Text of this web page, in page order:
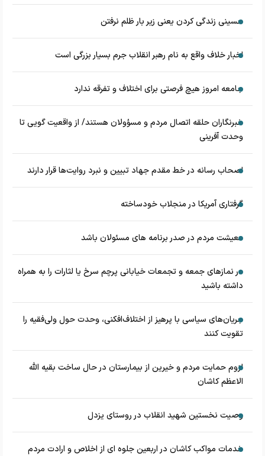
حسینی زندگی کردن یعنی زیر بار ظلم نرفتن
اخبار خلاف واقع به نام رهبر انقلاب جرم بسیار بزرگی است
جامعه امروز هیچ فرصتی برای اختلاف و تفرقه ندارد
خبرنگاران حلقه اتصال مردم و مسؤولان هستند/ از واقعیت گویی تا
وحدت آفرینی
اصحاب رسانه در خط مقدم جهاد تبیین و نبرد روایت‌ها قرار دارند
گرفتاری آمریکا در منجلاب خودساخته
معیشت مردم در صدر برنامه های مسئولان باشد
در نماز‌های جمعه و تجمعات خیابانی پرچم سرخ یا لثارات را به همراه
داشته باشید
جریان‌های سیاسی با پرهیز از اختلاف‌افکنی، وحدت حول ولی‌فقیه را
تقویت کنند
لزوم حمایت مردم و خیرین از بیمارستان در حال ساخت بقیه الله
الاعظم کاشان
وصیت نخستین شهید انقلاب در روستای یزدل
خدمات مواکب کاشان در اربعین جلوه ای از اخلاص و ارادت مردم